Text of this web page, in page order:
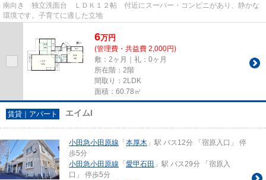
南向き 独立洗面台 ＬＤＫ１２帖 付近にスーパー・コンビニがあり、静かな
環境です。子育てに適した立地
6万円
(管理費・共益費 2,000円)
敷：2ヶ月｜礼：0ヶ月
所在階：2階
間取り：2LDK
面積：60.78㎡
賃貸｜アパート エイムI
小田急小田原線 「本厚木 」駅 バス12分 「宿原入口」 停
歩5分
小田急小田原線 「愛甲石田 」駅 バス29分 「宿原入
口」 停歩5分